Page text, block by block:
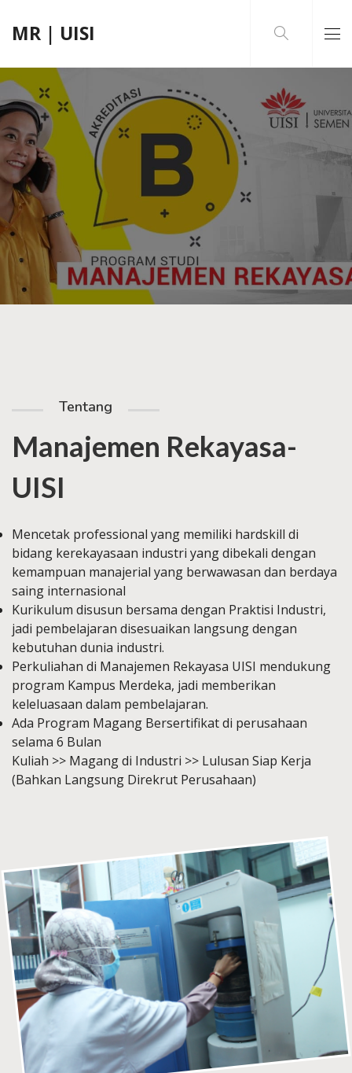
MR | UISI
Tentang
Manajemen Rekayasa-
UISI
Mencetak professional yang memiliki hardskill di
bidang kerekayasaan industri yang dibekali dengan
kemampuan manajerial yang berwawasan dan berdaya
saing internasional
Kurikulum disusun bersama dengan Praktisi Industri,
jadi pembelajaran disesuaikan langsung dengan
kebutuhan dunia industri.
Perkuliahan di Manajemen Rekayasa UISI mendukung
program Kampus Merdeka, jadi memberikan
keleluasaan dalam pembelajaran.
Ada Program Magang Bersertifikat di perusahaan
selama 6 Bulan
Kuliah >> Magang di Industri >> Lulusan Siap Kerja
(Bahkan Langsung Direkrut Perusahaan)